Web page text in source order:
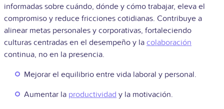
informadas sobre cuándo, dónde y cómo trabajar, eleva el
compromiso y reduce fricciones cotidianas. Contribuye a
alinear metas personales y corporativas, fortaleciendo
culturas centradas en el desempeño y la colaboración
continua, no en la presencia.
Mejorar el equilibrio entre vida laboral y personal.
Aumentar la productividad y la motivación.